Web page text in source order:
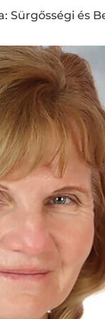
Sürgősségi és